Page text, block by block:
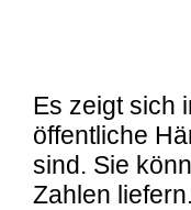
Es zeigt sich
öffentliche
sind. Sie
Zahlen liefern.